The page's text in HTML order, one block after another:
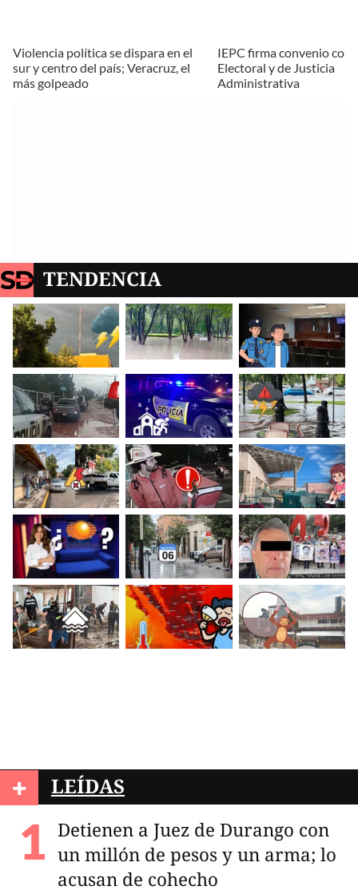
Violencia política se dispara en el
sur y centro del país; Veracruz, el
más golpeado
IEPC firma convenio con
Electoral y de Justicia
Administrativa
TENDENCIA
+ LEÍDAS
Detienen a Juez de Durango con
un millón de pesos y un arma; lo
acusan de cohecho